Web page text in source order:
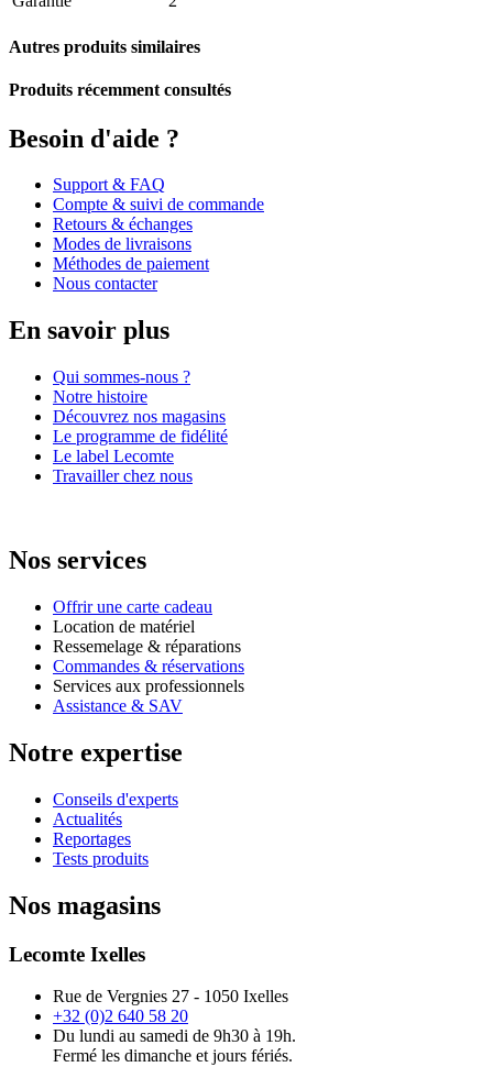
Autres produits similaires
Produits récemment consultés
Besoin d'aide ?
Support & FAQ
Compte & suivi de commande
Retours & échanges
Modes de livraisons
Méthodes de paiement
Nous contacter
En savoir plus
Qui sommes-nous ?
Notre histoire
Découvrez nos magasins
Le programme de fidélité
Le label Lecomte
Travailler chez nous
Nos services
Offrir une carte cadeau
Location de matériel
Ressemelage & réparations
Commandes & réservations
Services aux professionnels
Assistance & SAV
Notre expertise
Conseils d'experts
Actualités
Reportages
Tests produits
Nos magasins
Lecomte Ixelles
Rue de Vergnies 27 - 1050 Ixelles
+32 (0)2 640 58 20
Du lundi au samedi de 9h30 à 19h.
Fermé les dimanche et jours fériés.